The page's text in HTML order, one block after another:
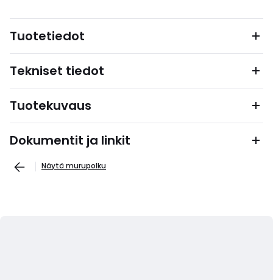
Tuotetiedot
Tekniset tiedot
Tuotekuvaus
Dokumentit ja linkit
Näytä murupolku